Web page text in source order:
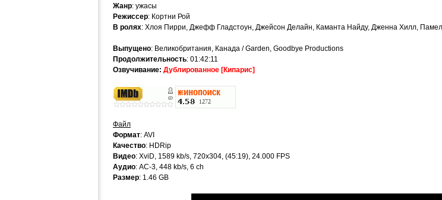
Жанр: ужасы
Режиссер: Кортни Рой
В ролях: Хлоя Пирри, Джефф Гладстоун, Джейсон Делайн, Каманта Найду, Дженна Хилл,
Выпущено: Великобритания, Канада / Garden, Goodbye Productions
Продолжительность: 01:42:11
Озвучивание: Дублированное [Кипарис]
Файл
Формат: AVI
Качество: HDRip
Видео: XviD, 1589 kb/s, 720x304, (45:19), 24.000 FPS
Аудио: AC-3, 448 kb/s, 6 ch
Размер: 1.46 GB